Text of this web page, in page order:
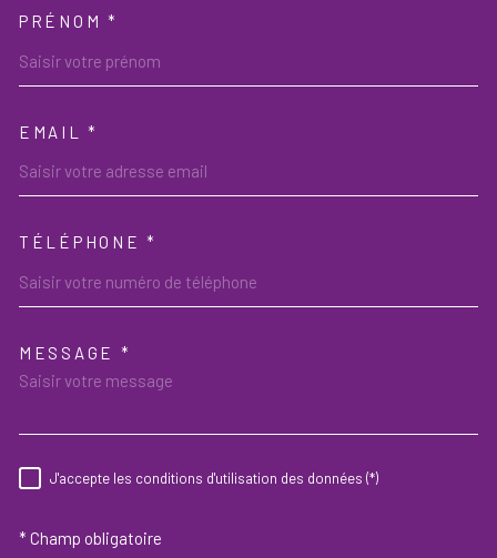
PRÉNOM *
EMAIL *
TÉLÉPHONE *
MESSAGE *
RÈGLEMENTATION
J'accepte les conditions d'utilisation des données (*)
* Champ obligatoire